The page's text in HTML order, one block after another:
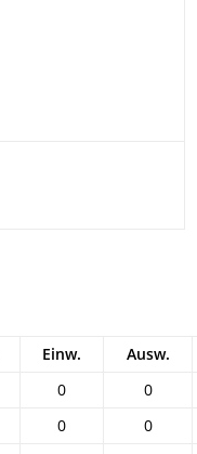
Einw. Ausw.
0 0
0 0